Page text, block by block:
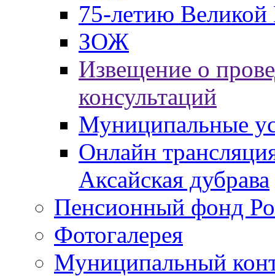
75-летию
ЗОЖ
Извещение о
консультаций
Муниципальные
Онлайн
Аксайская дубрава
Пенсионный фонд
Фотогалерея
Муниципальный